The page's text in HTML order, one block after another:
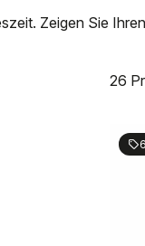
Zeigen Sie
26
sell